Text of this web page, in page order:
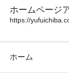
ホームページ
https://
ホーム